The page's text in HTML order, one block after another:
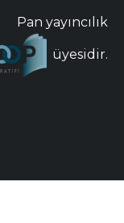
Pan yayıncılık
üyesidir.